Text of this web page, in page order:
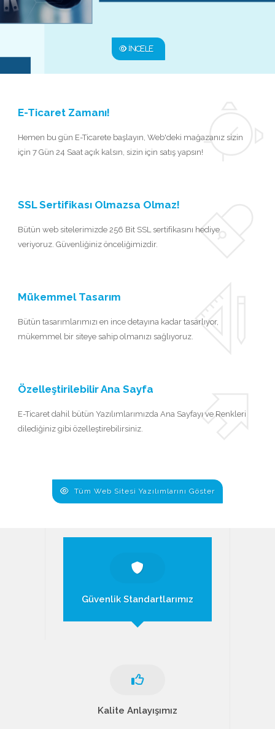
İNCELE
E-Ticaret Zamanı!
Hemen bu gün E-Ticarete başlayın, Web'deki mağazanız sizin
için 7 Gün 24 Saat açık kalsın, sizin için satış yapsın!
SSL Sertifikası Olmazsa Olmaz!
Bütün web sitelerimizde 256 Bit SSL sertifikasını hediye
veriyoruz. Güvenliğiniz önceliğimizdir.
Mükemmel Tasarım
Bütün tasarımlarımızı en ince detayına kadar tasarlıyor,
mükemmel bir siteye sahip olmanızı sağlıyoruz.
Özelleştirilebilir Ana Sayfa
E-Ticaret dahil bütün Yazılımlarımızda Ana Sayfayı ve Renkleri
dilediğiniz gibi özelleştirebilirsiniz.
Tüm Web Sitesi Yazılımlarını Göster
Güvenlik Standartlarımız
Kalite Anlayışımız